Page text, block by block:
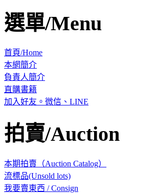
選單/Menu
首頁/Home
本網簡介
負責人簡介
直購書籍
加入好友。微信、LINE
拍賣/Auction
本期拍賣（Auction Catalog）
流標品(Unsold lots)
我要賣東西 / Consign